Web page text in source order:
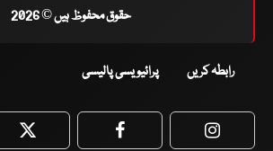
حقوق محفوظ ہیں © 2026
رابطہ کریں پرائیویسی پالیسی
Twitter Facebook